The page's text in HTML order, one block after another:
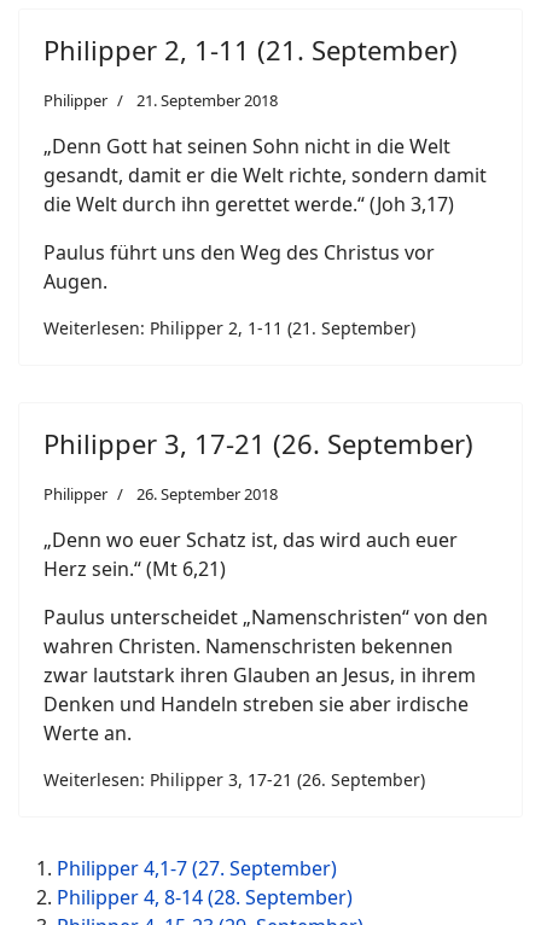
Philipper 2, 1-11 (21. September)
Philipper 21. September 2018
„Denn Gott hat seinen Sohn nicht in die Welt
gesandt, damit er die Welt richte, sondern damit
die Welt durch ihn gerettet werde.“ (Joh 3,17)
Paulus führt uns den Weg des Christus vor
Augen.
Weiterlesen: Philipper 2, 1-11 (21. September)
Philipper 3, 17-21 (26. September)
Philipper 26. September 2018
„Denn wo euer Schatz ist, das wird auch euer
Herz sein.“ (Mt 6,21)
Paulus unterscheidet „Namenschristen“ von den
wahren Christen. Namenschristen bekennen
zwar lautstark ihren Glauben an Jesus, in ihrem
Denken und Handeln streben sie aber irdische
Werte an.
Weiterlesen: Philipper 3, 17-21 (26. September)
Philipper 4,1-7 (27. September)
Philipper 4, 8-14 (28. September)